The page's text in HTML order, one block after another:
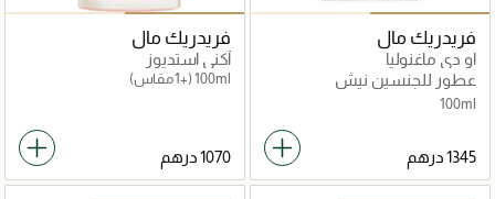
فريدريك مال
او دي ماغنوليا
عطور للجنسين نيش
100ml
فريدريك مال
آكني استديوز
100ml (+1 مقاس)